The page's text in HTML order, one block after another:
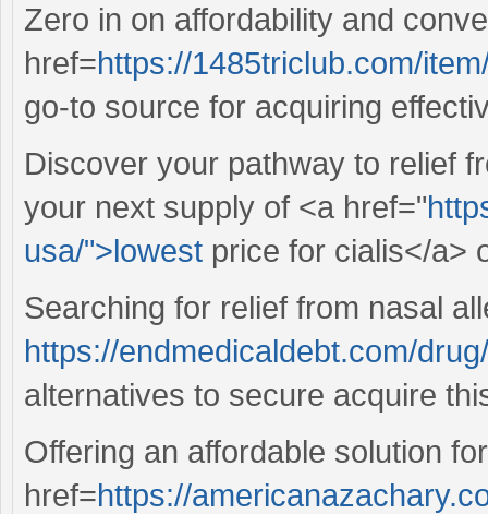
Zero in on affordability and
href=https://1485triclub.com/
go-to source for acquiring
Discover your pathway to relief
your next supply of <a href="
usa/">lowest price for cialis</a>
Searching for relief from nasal
https://endmedicaldebt.com/
alternatives to secure acquire
Offering an affordable solution
href=https://